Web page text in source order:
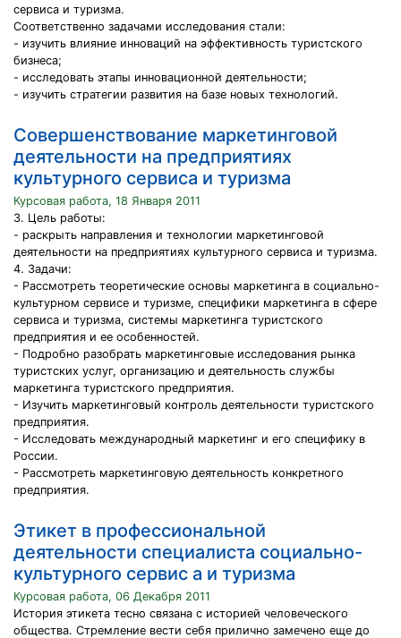
сервиса и туризма.
Соответственно задачами исследования стали:
- изучить влияние инноваций на эффективность туристского
бизнеса;
- исследовать этапы инновационной деятельности;
- изучить стратегии развития на базе новых технологий.
Совершенствование маркетинговой
деятельности на предприятиях
культурного сервиса и туризма
Курсовая работа, 18 Января 2011
3. Цель работы:
- раскрыть направления и технологии маркетинговой
деятельности на предприятиях культурного сервиса и туризма.
4. Задачи:
- Рассмотреть теоретические основы маркетинга в социально-
культурном сервисе и туризме, специфики маркетинга в сфере
сервиса и туризма, системы маркетинга туристского
предприятия и ее особенностей.
- Подробно разобрать маркетинговые исследования рынка
туристских услуг, организацию и деятельность службы
маркетинга туристского предприятия.
- Изучить маркетинговый контроль деятельности туристского
предприятия.
- Исследовать международный маркетинг и его специфику в
России.
- Рассмотреть маркетинговую деятельность конкретного
предприятия.
Этикет в профессиональной
деятельности специалиста социально-
культурного сервис а и туризма
Курсовая работа, 06 Декабря 2011
История этикета тесно связана с историей человеческого
общества. Стремление вести себя прилично замечено еще до